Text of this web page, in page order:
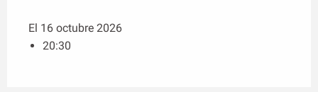
El 16 octubre 2026
20:30